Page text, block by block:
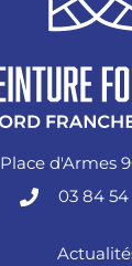
Place d'Armes
03 84